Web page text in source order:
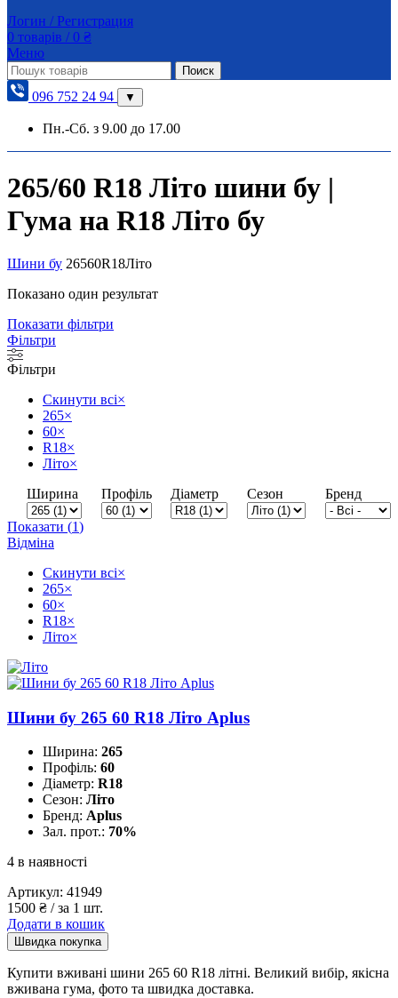
Логин / Регистрация
0 товарів / 0 ₴
Меню
Поиск
096 752 24 94 ▼
Пн.-Сб. з 9.00 до 17.00
265/60 R18 Літо шини бу |
Гума на R18 Літо бу
Шини бу 26560R18Літо
Показано один результат
Показати фільтри
Фільтри
Фільтри
Скинути всі×
265×
60×
R18×
Літо×
Ширина
Профіль Діаметр Сезон Бренд
Показати (1)
Відміна
Скинути всі×
265×
60×
R18×
Літо×
Шини бу 265 60 R18 Літо Aplus
Ширина: 265
Профіль: 60
Діаметр: R18
Сезон: Літо
Бренд: Aplus
Зал. прот.: 70%
4 в наявності
Артикул: 41949
1500 ₴ / за 1 шт.
Додати в кошик
Швидка покупка
Купити вживані шини 265 60 R18 літні. Великий вибір, якісна
вживана гума, фото та швидка доставка.